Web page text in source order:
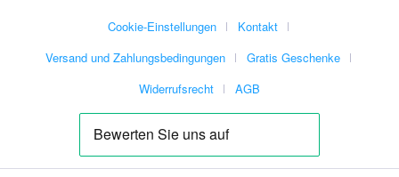
Cookie-Einstellungen
Kontakt
Versand und Zahlungsbedingungen
Gratis Geschenke
Widerrufsrecht
AGB